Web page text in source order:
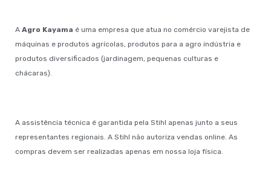
A Agro Kayama é uma empresa que atua no comércio varejista de
máquinas e produtos agrícolas, produtos para a agro indústria e
produtos diversificados (jardinagem, pequenas culturas e
chácaras).
A assistência técnica é garantida pela Stihl apenas junto a seus
representantes regionais. A Stihl não autoriza vendas online. As
compras devem ser realizadas apenas em nossa loja física.